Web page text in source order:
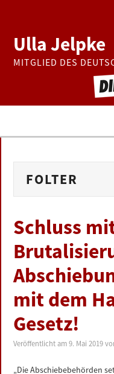
Ulla Jelpke
MITGLIED DES
BUNDESTAG
ZUR PERSON
LINKS
IMPRESSUM
FOLTER
Schluss
mit dem
Gesetz!
Veröffentlicht am9. Mai 2019
„Die Abschiebebehörden